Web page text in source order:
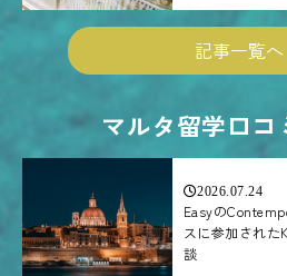
記事一覧へ
マルタ留学口
2026.07.24
Easyの
スに参加された
談